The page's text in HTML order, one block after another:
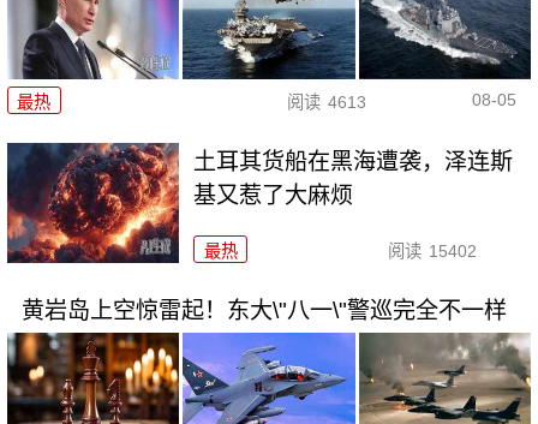
最热 阅读 4613 08-05
土耳其货船在黑海遭袭，泽连斯
基又惹了大麻烦
最热 阅读 15402
黄岩岛上空惊雷起！东大\"八一\"警巡完全不一样